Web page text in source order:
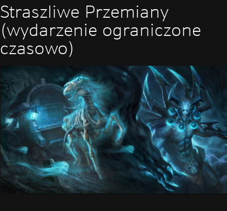
Straszliwe Przemiany
(wydarzenie ograniczone
czasowo)